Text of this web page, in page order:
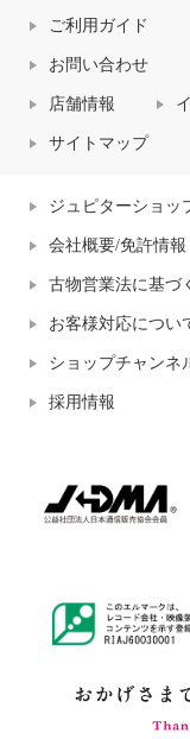
ご利用ガイド
お問い合わせ
店舗情報
サイトマップ
ジュピターショッ
会社概要/免許情報
古物営業法に基づ
お客様対応につい
ショップチャンネ
採用情報